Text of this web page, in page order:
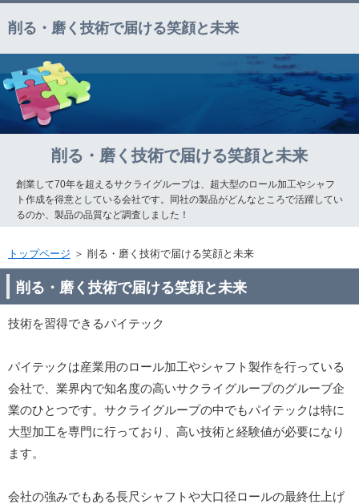
削る・磨く技術で届ける笑顔と未来
削る・磨く技術で届ける笑顔と未来
創業して70年を超えるサクライグループは、超大型のロール加工やシャフ
ト作成を得意としている会社です。同社の製品がどんなところで活躍してい
るのか、製品の品質など調査しました！
トップページ ＞ 削る・磨く技術で届ける笑顔と未来
削る・磨く技術で届ける笑顔と未来
技術を習得できるパイテック
パイテックは産業用のロール加工やシャフト製作を行っている
会社で、業界内で知名度の高いサクライグループのグルーブ企
業のひとつです。サクライグループの中でもパイテックは特に
大型加工を専門に行っており、高い技術と経験値が必要になり
ます。
会社の強みでもある長尺シャフトや大口径ロールの最終仕上げ